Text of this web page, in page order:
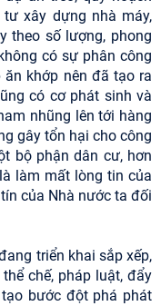
xây dựng nhà máy,
theo số lượng, phong
có sự phân công
khớp nên đã tạo ra
có cơ phát sinh và
nhũng lên tới hàng
gây tổn hại cho công
bộ phận dân cư, hơn
làm mất lòng tin của
của Nhà nước ta đối
triển khai sắp xếp,
chế, pháp luật, đẩy
bước đột phá phát